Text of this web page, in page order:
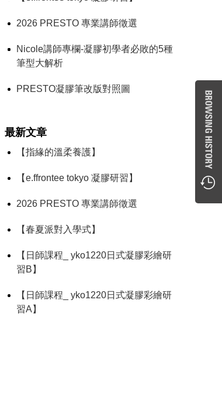
2026 PRESTO 專業講師徵選
Nicole講師專欄-凝膠初學者必敗的5種
筆型大解析
PRESTO凝膠筆改版對照圖
最新文章
【指緣的溫柔養護】
【e.ffrontee tokyo 凝膠研習】
2026 PRESTO 專業講師徵選
【春夏派對入學式】
【日師課程_ yko1220日式凝膠彩繪研
習B】
【日師課程_ yko1220日式凝膠彩繪研
習A】